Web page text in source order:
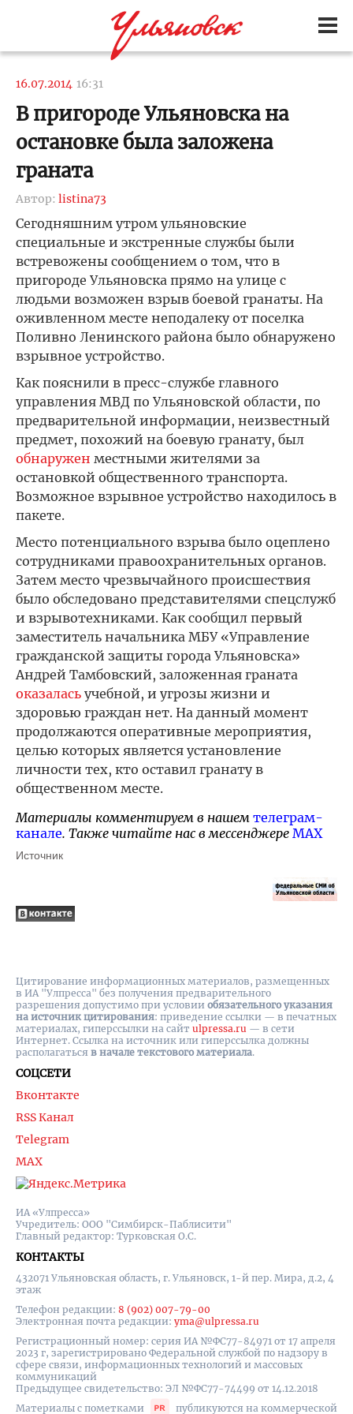
16.07.2014 16:31
В пригороде Ульяновска на
остановке была заложена
граната
Автор: listina73
Сегодняшним утром ульяновские
специальные и экстренные службы были
встревожены сообщением о том, что в
пригороде Ульяновска прямо на улице с
людьми возможен взрыв боевой гранаты. На
оживленном месте неподалеку от поселка
Поливно Ленинского района было обнаружено
взрывное устройство.
Как пояснили в пресс-службе главного
управления МВД по Ульяновской области, по
предварительной информации, неизвестный
предмет, похожий на боевую гранату, был
обнаружен местными жителями за
остановкой общественного транспорта.
Возможное взрывное устройство находилось в
пакете.
Место потенциального взрыва было оцеплено
сотрудниками правоохранительных органов.
Затем место чрезвычайного происшествия
было обследовано представителями спецслужб
и взрывотехниками. Как сообщил первый
заместитель начальника МБУ «Управление
гражданской защиты города Ульяновска»
Андрей Тамбовский, заложенная граната
оказалась учебной, и угрозы жизни и
здоровью граждан нет. На данный момент
продолжаются оперативные мероприятия,
целью которых является установление
личности тех, кто оставил гранату в
общественном месте.
Материалы комментируем в нашем телеграм-
канале. Также читайте нас в мессенджере MAX
Источник
ИА «Улпресса»
Учредитель: ООО "Симбирск-Паблисити"
Главный редактор: Турковская О.С.
КОНТАКТЫ
432071 Ульяновская область, г. Ульяновск, 1-й пер. Мира, д.2, 4
этаж
Телефон редакции: 8 (902) 007-79-00
Электронная почта редакции: yma@ulpressa.ru
Регистрационный номер: серия ИА №ФС77-84971 от 17 апреля
2023 г, зарегистрировано Федеральной службой по надзору в
сфере связи, информационных технологий и массовых
коммуникаций
Предыдущее свидетельство: ЭЛ №ФС77-74499 от 14.12.2018
Материалы с пометками
публикуются на коммерческой
СОЦСЕТИ
Вконтакте
RSS Канал
Telegram
MAX
Цитирование информационных материалов, размещенных
в ИА "Улпресса" без получения предварительного
разрешения допустимо при условии обязательного указания
на источник цитирования: приведение ссылки — в печатных
материалах, гиперссылки на cайт ulpressa.ru — в сети
Интернет. Ссылка на источник или гиперссылка должны
располагаться в начале текстового материала.